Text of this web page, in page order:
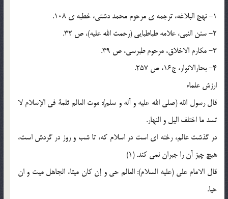
1- نهج البلاغه، ترجمه ی مرحوم محمد دشتی، خطبه ی 108.
2- سنن النبی، علامه طباطبایی (رحمت الله علیه)، ص 32.
3- مکارم الاخلاق، مرحوم طبرسی، ص 39.
4- بحارالانوار، ج16، ص 257.
ارزش علماء
قال رسول الله (صلی الله علیه و آله و سلم): موت العالم ثلمة فی الإسلام لا
تسد ما اختلف الیل و النهار.
در گذشت عالم، رخنه ای است در اسلام که، تا شب و روز در گردش است،
هیچ چیز آن را جبران نمی کند. (1)
قال الامام علی (علیه السلام): العالم حی و إن کان میتا، الجاهل میت و ان
حیا.